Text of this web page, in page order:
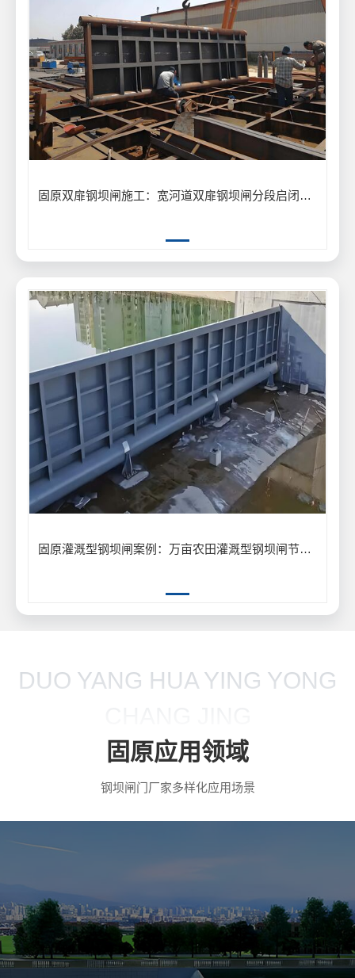
固原双扉钢坝闸施工：宽河道双扉钢坝闸分段启闭防洪工程应用
固原灌溉型钢坝闸案例：万亩农田灌溉型钢坝闸节水供水工程
DUO YANG HUA YING YONG
固原应用领域
钢坝闸门厂家多样化应用场景